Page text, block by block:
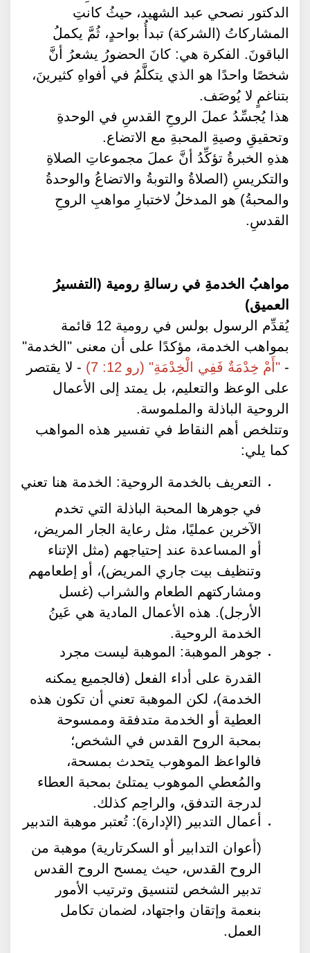
الدكتور نصحي عبد الشهيد، حيثُ كانتِ
المشاركاتُ (الشركة) تبدأُ بواحدٍ، ثُمَّ يكملُ
الباقونَ. الفكرة هي: كانَ الحضورُ يشعرُ أنَّ
شخصًا واحدًا هو الذي يتكلَّمُ في أفواهِ كثيرينَ،
بتناغمٍ لا يُوصَف.
هذا يُجسِّدُ عملَ الروحِ القدسِ في الوحدةِ
وتحقيقِ وصيةِ المحبةِ مع الاتضاع.
هذهِ الخبرةُ تؤكِّدُ أنَّ عملَ مجموعاتِ الصلاةِ
والتكريسِ (الصلاةُ والتوبةُ والاتضاعُ والوحدةُ
والمحبةُ) هو المدخلُ لاختبارِ مواهبِ الروحِ
القدسِ.
مواهبُ الخدمةِ في رسالةِ رومية (التفسيرُ
العميق)
يُقدِّم الرسول بولس في رومية 12 قائمة
بمواهب الخدمة، مؤكدًا على أن معنى "الخدمة"
- "أَمْ خِدْمَةٌ فَفِي الْخِدْمَةِ" (رو 12: 7)
- لا يقتصر
على الوعظ والتعليم، بل يمتد إلى الأعمال
الروحية الباذلة والملموسة.
وتتلخص أهم النقاط في تفسير هذه المواهب
كما يلي:
التعريف بالخدمة الروحية: الخدمة هنا تعني
في جوهرها المحبة الباذلة التي تخدم
الآخرين عمليًا، مثل رعاية الجار المريض،
أو المساعدة عند إحتياجهم (مثل الإتناء
وتنظيف بيت جاري المريض)، أو إطعامهم
ومشاركتهم الطعام والشراب (غسل
الأرجل). هذه الأعمال المادية هي عَينُ
الخدمة الروحية.
جوهر الموهبة: الموهبة ليست مجرد
القدرة على أداء الفعل (فالجميع يمكنه
الخدمة)، لكن الموهبة تعني أن تكون هذه
العطية أو الخدمة متدفقة وممسوحة
بمحبة الروح القدس في الشخص؛
فالواعظ الموهوب يتحدث بمسحة،
والمُعطي الموهوب يمتلئ بمحبة العطاء
لدرجة التدفق، والراحِم كذلك.
أعمال التدبير (الإدارة): تُعتبر موهبة التدبير
(أعوان التدابير أو السكرتارية) موهبة من
الروح القدس، حيث يمسح الروح القدس
تدبير الشخص لتنسيق وترتيب الأمور
بنعمة وإتقان واجتهاد، لضمان تكامل
العمل.